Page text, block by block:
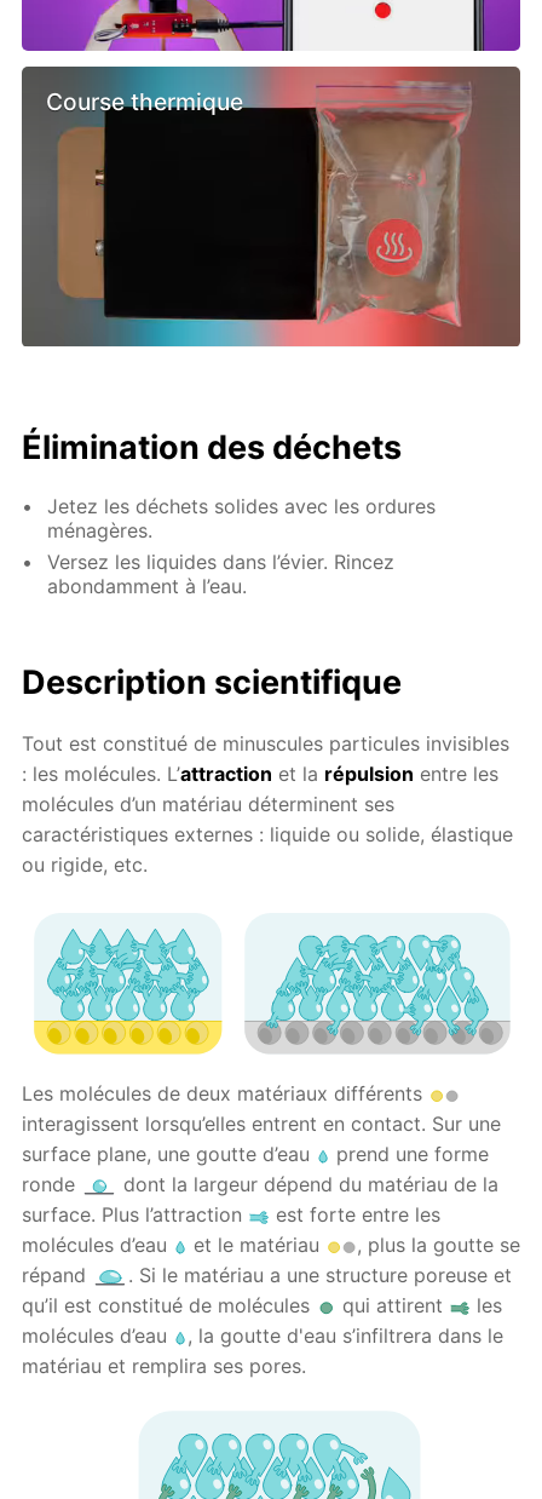
Course thermique
Élimination des déchets
Jetez les déchets solides avec les ordures
ménagères.
Versez les liquides dans l’évier. Rincez
abondamment à l’eau.
Description scientifique
Tout est constitué de minuscules particules invisibles
: les molécules. L’attraction et la répulsion entre les
molécules d’un matériau déterminent ses
caractéristiques externes : liquide ou solide, élastique
ou rigide, etc.
Les molécules de deux matériaux différents
interagissent lorsqu’elles entrent en contact. Sur une
surface plane, une goutte d’eau
prend une forme
ronde
dont la largeur dépend du matériau de la
surface. Plus l’attraction
est forte entre les
molécules d’eau
et le matériau
, plus la goutte se
répand
. Si le matériau a une structure poreuse et
qu’il est constitué de molécules
qui attirent
les
molécules d’eau
, la goutte d'eau s’infiltrera dans le
matériau et remplira ses pores.